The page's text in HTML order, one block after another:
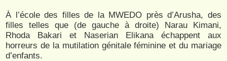
À l’école des filles de la MWEDO près d’Arusha, des
filles telles que (de gauche à droite) Narau Kimani,
Rhoda Bakari et Naserian Elikana échappent aux
horreurs de la mutilation génitale féminine et du mariage
d’enfants.